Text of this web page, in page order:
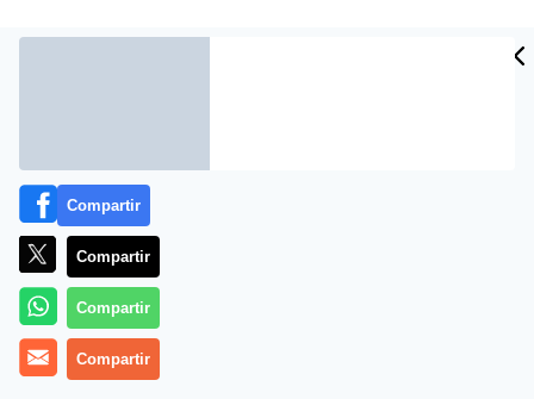
Hasta el rabo todo es toro. Florentino Pérez no va a
dar su brazo a torcer. Quedan poco menos de 15 días
Compartir
Compartir
Compartir
Compartir